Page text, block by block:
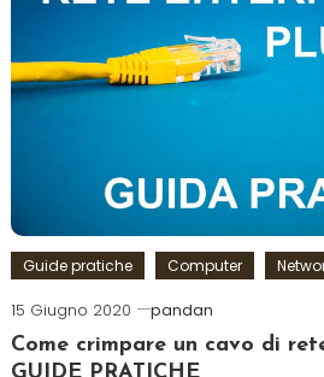
Guide pratiche Computer
15 Giugno 2020
pandan
Come crimpare un cavo di